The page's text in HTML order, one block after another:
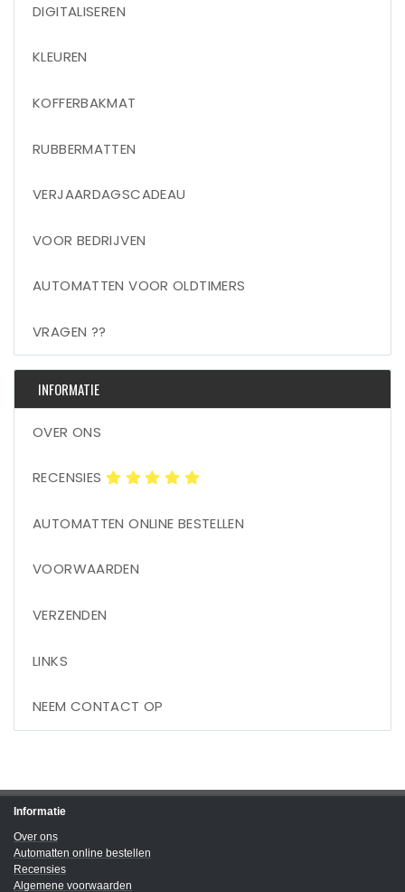
DIGITALISEREN
KLEUREN
KOFFERBAKMAT
RUBBERMATTEN
VERJAARDAGSCADEAU
VOOR BEDRIJVEN
AUTOMATTEN VOOR OLDTIMERS
VRAGEN ??
INFORMATIE
OVER ONS
RECENSIES
AUTOMATTEN ONLINE BESTELLEN
VOORWAARDEN
VERZENDEN
LINKS
NEEM CONTACT OP
Informatie
Over ons
Automatten online bestellen
Recensies
Algemene voorwaarden